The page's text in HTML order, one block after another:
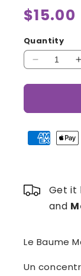
Regular
$15.00
Quantity
Decrease
Magique-
infection
Get it
and
Le Baume
Un